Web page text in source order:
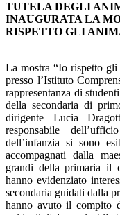
TUTELA DEGLI
INAUGURATA LA
RISPETTO GLI
La mostra “Io rispetto
presso l’Istituto
rappresentanza di
della secondaria di
dirigente Lucia
responsabile
dell’infanzia si sono
accompagnati dalla
grandi della primaria il
hanno evidenziato
secondaria guidati dalla
hanno avuto il compito